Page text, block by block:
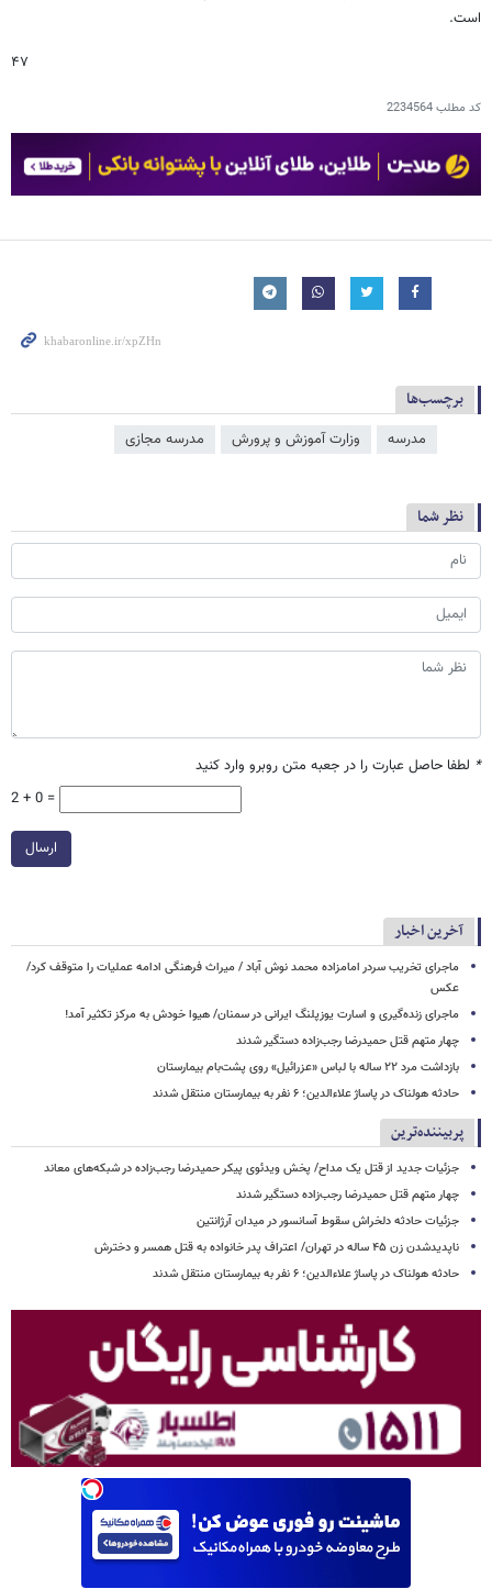
است.
۴۷
کد مطلب2234564
برچسب‌ها
مدرسه وزارت آموزش و پرورش مدرسه مجازی
نظر شما
* لطفا حاصل عبارت را در جعبه متن روبرو وارد کنید
2 + 0 =
ارسال
آخرین اخبار
ماجرای تخریب سردر امامزاده محمد نوش ‌آباد / میراث فرهنگی ادامه عملیات را متوقف کرد/
عکس
ماجرای زنده‌گیری و اسارت یوزپلنگ ایرانی در سمنان/ هیوا خودش به مرکز تکثیر آمد!
چهار متهم قتل حمیدرضا رجب‌زاده دستگیر شدند
بازداشت مرد ۲۲ ساله با لباس «عزرائیل» روی پشت‌بام بیمارستان
حادثه هولناک در پاساژ علاءالدین؛ ۶ نفر به بیمارستان منتقل شدند
پربیننده‌ترین
جزئیات جدید از قتل یک مداح/ پخش ویدئوی پیکر حمیدرضا رجب‌زاده در شبکه‌های معاند
چهار متهم قتل حمیدرضا رجب‌زاده دستگیر شدند
جزئیات حادثه دلخراش سقوط آسانسور در میدان آرژانتین
ناپدیدشدن زن ۴۵ ساله در تهران/ اعتراف پدر خانواده به قتل همسر و دخترش
حادثه هولناک در پاساژ علاءالدین؛ ۶ نفر به بیمارستان منتقل شدند